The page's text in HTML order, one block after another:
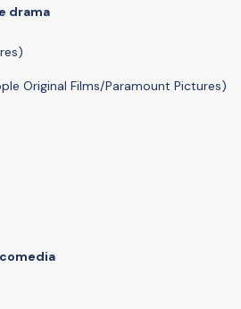
drama
Original Films/Paramount Pictures)